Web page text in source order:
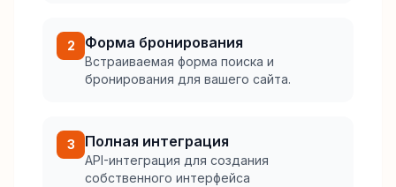
2 Форма бронирования
Встраиваемая форма поиска и
бронирования для вашего сайта.
3 Полная интеграция
API-интеграция для создания
собственного интерфейса